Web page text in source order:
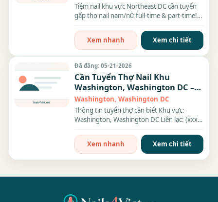
Tiệm nail khu vực Northeast DC cần tuyển
gấp thợ nail nam/nữ full-time & part-time!
Xem nhanh
Xem chi tiết
Đã đăng: 05-21-2026
Cần Tuyển Thợ Nail Khu
Washington, Washington DC –
Thợ bột, Tay chân nước, Dip
Washington, Washington DC
Thông tin tuyển thợ cần biết Khu vực:
Washington, Washington DC Liên lạc: (xxx)
Xem nhanh
Xem chi tiết